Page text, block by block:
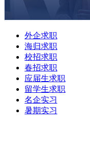
外企求职
海归求职
校招求职
春招求职
应届生求职
留学生求职
名企实习
暑期实习